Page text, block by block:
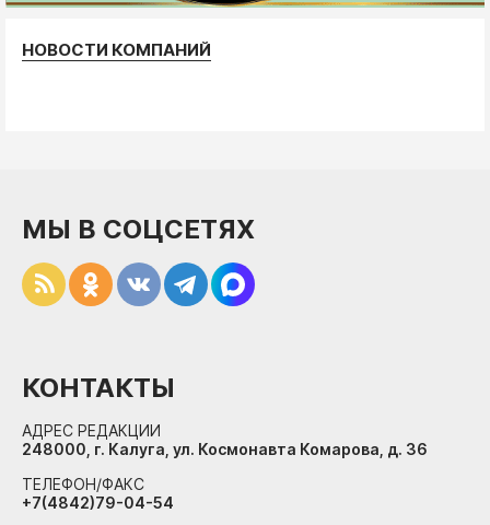
НОВОСТИ КОМПАНИЙ
МЫ В СОЦСЕТЯХ
КОНТАКТЫ
АДРЕС РЕДАКЦИИ
248000, г. Калуга, ул. Космонавта Комарова, д. 36
ТЕЛЕФОН/ФАКС
+7(4842)79-04-54